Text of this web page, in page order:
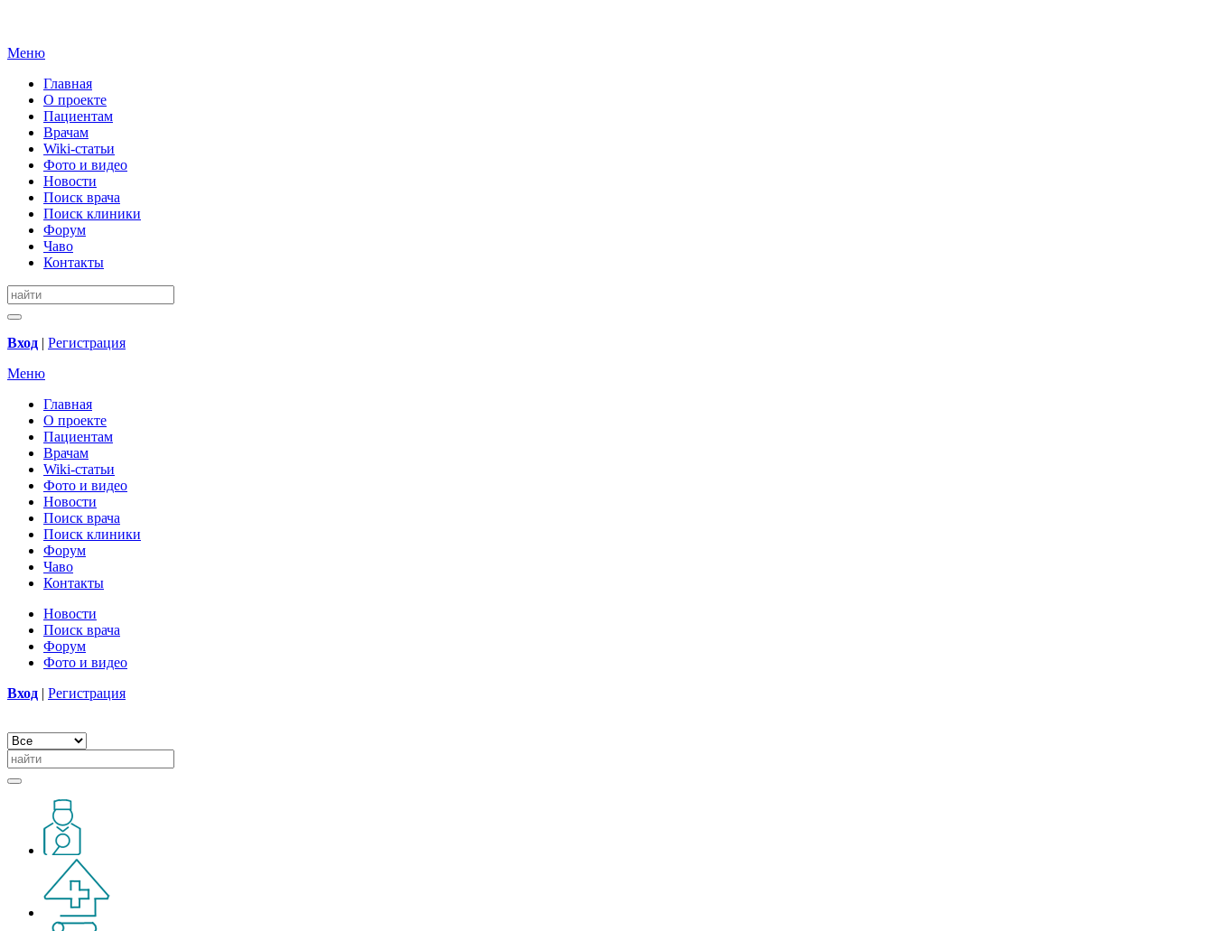
Меню
Главная
О проекте
Пациентам
Врачам
Wiki-статьи
Фото и видео
Новости
Поиск врача
Поиск клиники
Форум
Чаво
Контакты
Вход | Регистрация
Меню
Главная
О проекте
Пациентам
Врачам
Wiki-статьи
Фото и видео
Новости
Поиск врача
Поиск клиники
Форум
Чаво
Контакты
Новости
Поиск врача
Форум
Фото и видео
Вход | Регистрация